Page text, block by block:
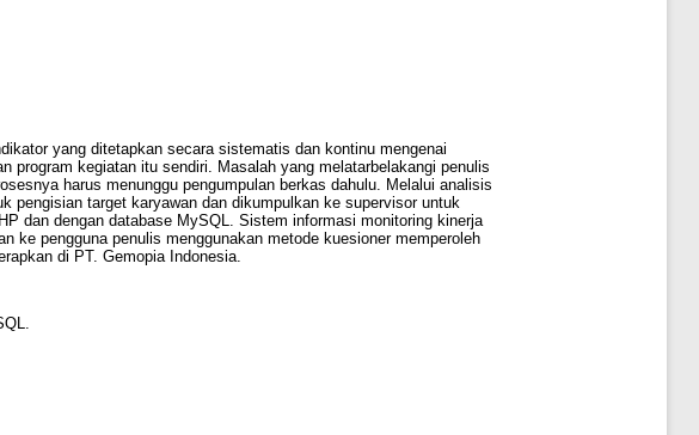
yang ditetapkan secara sistematis dan kontinu mengenai
program kegiatan itu sendiri. Masalah yang melatarbelakangi penulis
harus menunggu pengumpulan berkas dahulu. Melalui analisis
pengisian target karyawan dan dikumpulkan ke supervisor untuk
dan dengan database MySQL. Sistem informasi monitoring kinerja
ke pengguna penulis menggunakan metode kuesioner memperoleh
di PT. Gemopia Indonesia.